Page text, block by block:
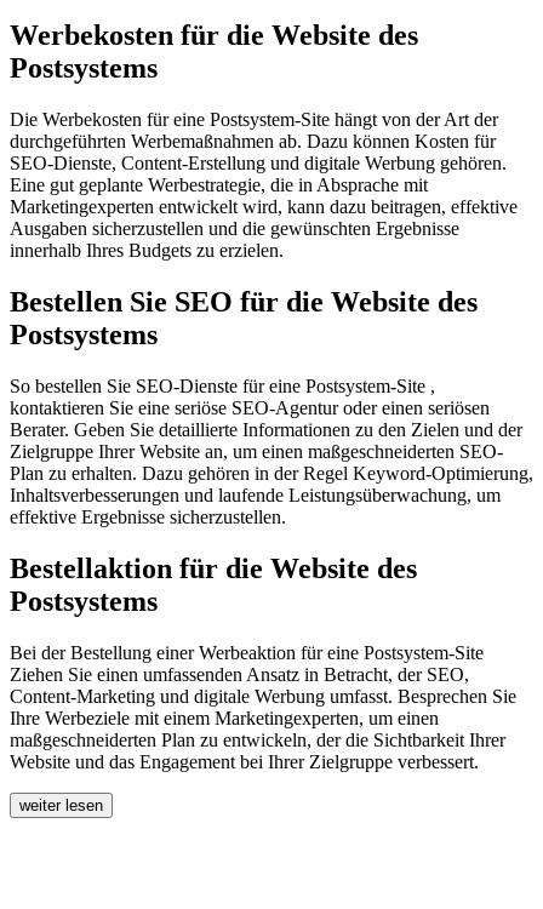
Werbekosten für die Website des
Postsystems
Die Werbekosten für eine Postsystem-Site hängt von der Art der
durchgeführten Werbemaßnahmen ab. Dazu können Kosten für
SEO-Dienste, Content-Erstellung und digitale Werbung gehören.
Eine gut geplante Werbestrategie, die in Absprache mit
Marketingexperten entwickelt wird, kann dazu beitragen, effektive
Ausgaben sicherzustellen und die gewünschten Ergebnisse
innerhalb Ihres Budgets zu erzielen.
Bestellen Sie SEO für die Website des
Postsystems
So bestellen Sie SEO-Dienste für eine Postsystem-Site ,
kontaktieren Sie eine seriöse SEO-Agentur oder einen seriösen
Berater. Geben Sie detaillierte Informationen zu den Zielen und der
Zielgruppe Ihrer Website an, um einen maßgeschneiderten SEO-
Plan zu erhalten. Dazu gehören in der Regel Keyword-Optimierung,
Inhaltsverbesserungen und laufende Leistungsüberwachung, um
effektive Ergebnisse sicherzustellen.
Bestellaktion für die Website des
Postsystems
Bei der Bestellung einer Werbeaktion für eine Postsystem-Site
Ziehen Sie einen umfassenden Ansatz in Betracht, der SEO,
Content-Marketing und digitale Werbung umfasst. Besprechen Sie
Ihre Werbeziele mit einem Marketingexperten, um einen
maßgeschneiderten Plan zu entwickeln, der die Sichtbarkeit Ihrer
Website und das Engagement bei Ihrer Zielgruppe verbessert.
weiter lesen